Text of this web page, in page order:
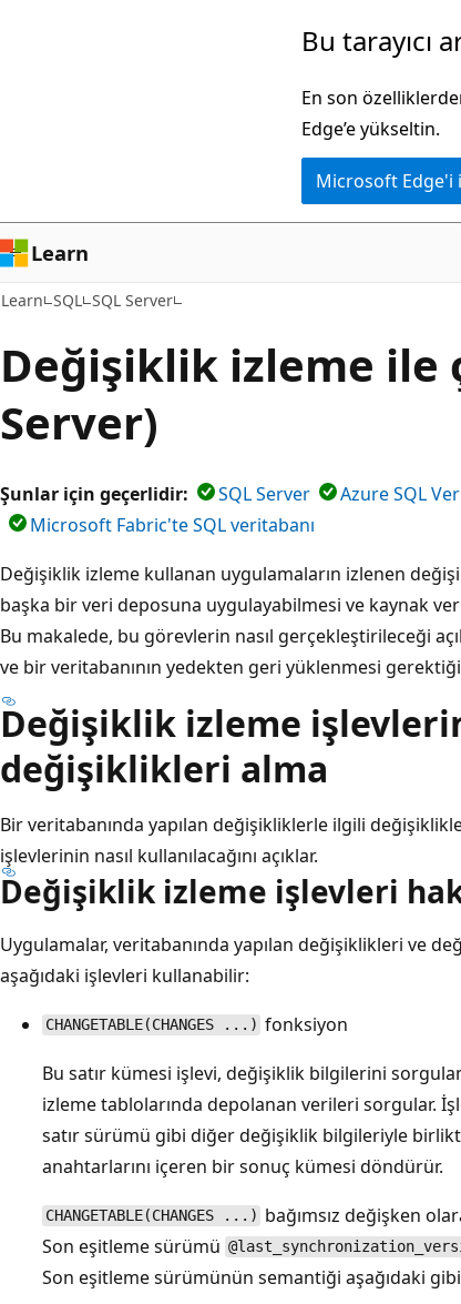
Bu tarayıcı
En son
Edge’e yükseltin.
Microsoft Edge'i
Learn
Learn SQL SQL Server
Değişiklik izleme ile
Server)
Şunlar için geçerlidir: SQL Server Azure SQL
Microsoft Fabric'te SQL veritabanı
Değişiklik izleme kullanan uygulamaların izlenen
başka bir veri deposuna uygulayabilmesi ve kaynak
Bu makalede, bu görevlerin nasıl gerçekleştirileceği
ve bir veritabanının yedekten geri yüklenmesi
Değişiklik izleme
değişiklikleri alma
Bir veritabanında yapılan değişikliklerle ilgili
işlevlerinin nasıl kullanılacağını açıklar.
Değişiklik izleme işlevleri
Uygulamalar, veritabanında yapılan değişiklikleri ve
aşağıdaki işlevleri kullanabilir:
CHANGETABLE(CHANGES ...) fonksiyon
Bu satır kümesi işlevi, değişiklik bilgilerini
izleme tablolarında depolanan verileri sorgular.
satır sürümü gibi diğer değişiklik bilgileriyle
anahtarlarını içeren bir sonuç kümesi döndürür.
CHANGETABLE(CHANGES ...) bağımsız değişken
Son eşitleme sürümü
Son eşitleme sürümünün semantiği aşağıdaki